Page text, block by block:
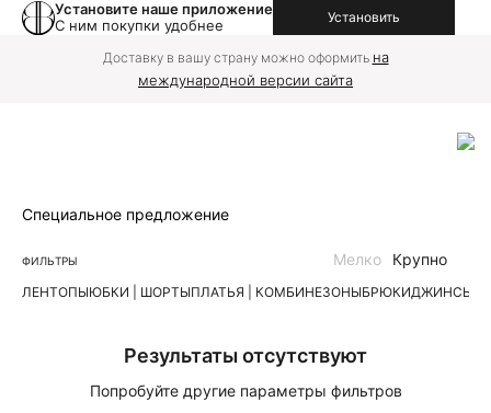
Установите наше приложение
С ним покупки удобнее
Установить
Доставку в вашу страну можно оформить на
международной версии сайта
Специальное предложение
ФИЛЬТРЫ
ЛЕНТОПЫЮБКИ | ШОРТЫПЛАТЬЯ | КОМБИНЕЗОНЫБРЮКИДЖИНСЫ
Мелко Крупно
Результаты отсутствуют
Попробуйте другие параметры фильтров